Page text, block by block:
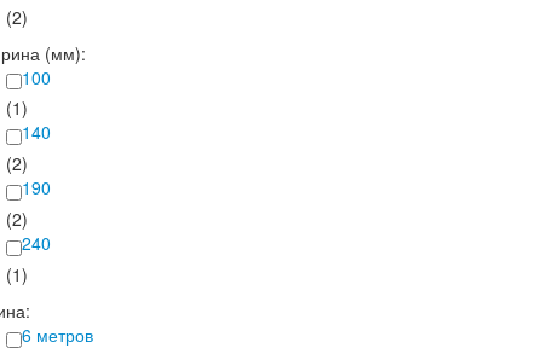
(2)
(мм):
100
(1)
140
(2)
190
(2)
240
(1)
6 метров